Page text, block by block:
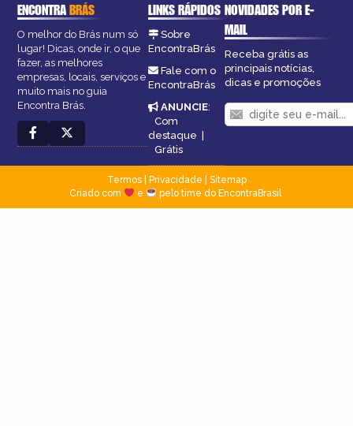
ENCONTRABRÁS
O melhor do Brás num só
lugar! Dicas, onde ir, o que
fazer, as melhores
empresas, locais, serviços e
muito mais no guia
Encontra Brás.
LINKS RÁPIDOS
Sobre
EncontraBrás
Fale com o
EncontraBrás
ANUNCIE:
Com
destaque
Grátis
NOVIDADES POR E-
MAIL
Receba grátis as
principais notícias,
dicas e promoções
Termos| Privacidade
Sitemap
Criado com
e pelo time do EncontraBrasil